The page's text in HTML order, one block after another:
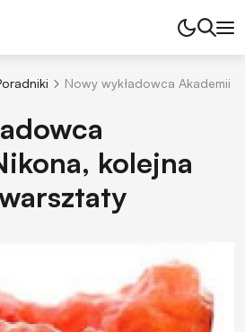
Nowy wykładowca Akademii
kolejna